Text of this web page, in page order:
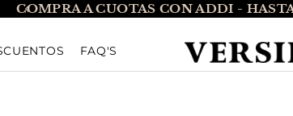
COMPRA A CUOTAS CON ADDI -
FAQ'S